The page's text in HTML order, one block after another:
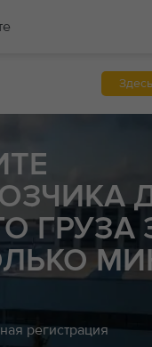
ГРУЗА
регистрация